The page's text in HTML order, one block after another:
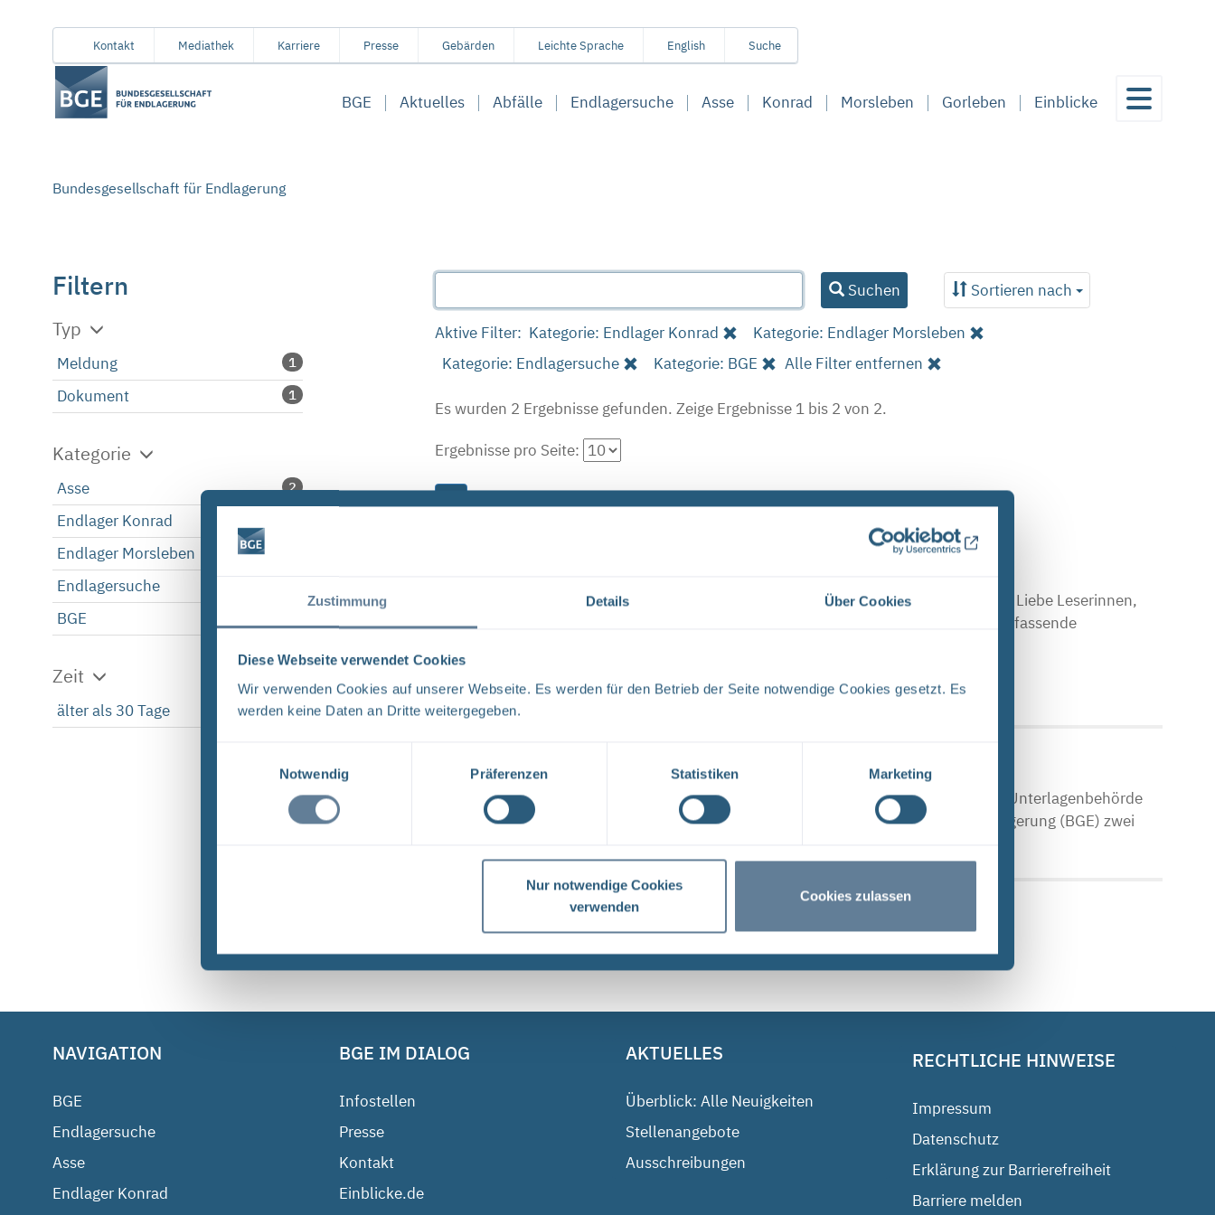
Zustimmung Details Über Cookies
Diese Webseite verwendet Cookies
Wir verwenden Cookies auf unserer Webseite. Es werden für den Betrieb der Seite notwendige Cookies gesetzt. Es
werden keine Daten an Dritte weitergegeben.
Notwendig
Präferenzen Statistiken Marketing
Nur notwendige Cookies
verwenden
Cookies zulassen
folgenden
InhaltsbereichKontakt Mediathek Karriere Presse Gebärden Leichte Sprache English Suche
BGE Aktuelles Abfälle Endlagersuche Asse Konrad Morsleben Gorleben Einblicke
Bundesgesellschaft für Endlagerung
Suchen Sortieren nach
Filtern
Typ
Meldung 1
Dokument 1
Kategorie
Asse 2
Endlager Konrad
Endlager Morsleben
Endlagersuche
BGE
Zeit
älter als 30 Tage 2
Aktive Filter: Kategorie: Endlager Konrad
Kategorie: Endlager Morsleben
Kategorie: Endlagersuche
Kategorie: BGE Alle Filter entfernen
Es wurden 2 Ergebnisse gefunden. Zeige Ergebnisse 1 bis 2 von 2.
Ergebnisse pro Seite:
FORSCHUNG UND ENTWICKLUNG F&E-Strategie der BGE Stand April 2024 Vorwort Liebe Leserinnen,
liebe Leser, mit der vorliegenden F&E-Strategie erhalten Sie einen Einblick in das umfassende
Dateityp: PDF | Dokumentenstand vom: 17.04.2024 | Upload am: 17.04.2024
Neugier, Skepsis, Verständnis und viele Fragen
BGE Endlager Konrad Endlager Morsleben Endlagersuche Asse Zwischen der Stasi-Unterlagenbehörde
und dem Bundesamt für Strahlenschutz (BfS) hat die Bundesgesellschaft für Endlagerung (BGE) zwei
NAVIGATION
BGE
Endlagersuche
Asse
Endlager Konrad
BGE IM DIALOG
Infostellen
Presse
Kontakt
Einblicke.de
AKTUELLES
Überblick: Alle Neuigkeiten
Stellenangebote
Ausschreibungen
RECHTLICHE HINWEISE
Impressum
Datenschutz
Erklärung zur Barrierefreiheit
Barriere melden